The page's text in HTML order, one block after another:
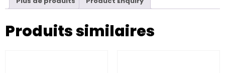
Produits similaires